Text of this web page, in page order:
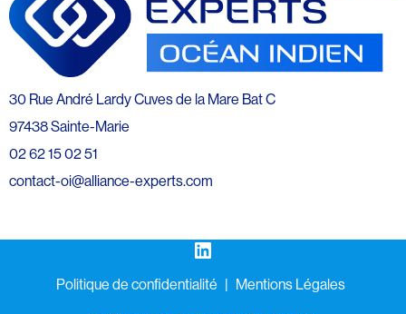
30 Rue André Lardy Cuves de la Mare Bat C
97438 Sainte-Marie
02 62 15 02 51
contact-oi@alliance-experts.com
LinkedIn
Politique de confidentialité
Mentions Légales